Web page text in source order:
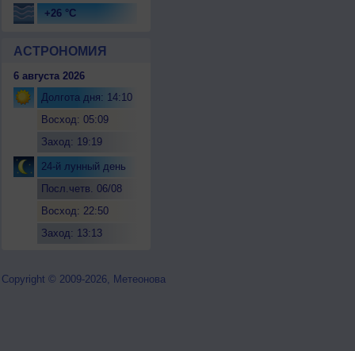
+26 °C
АСТРОНОМИЯ
6 августа 2026
Долгота дня: 14:10
Восход: 05:09
Заход: 19:19
24-й лунный день
Посл.четв. 06/08
Восход: 22:50
Заход: 13:13
Copyright © 2009-2026, Метеонова